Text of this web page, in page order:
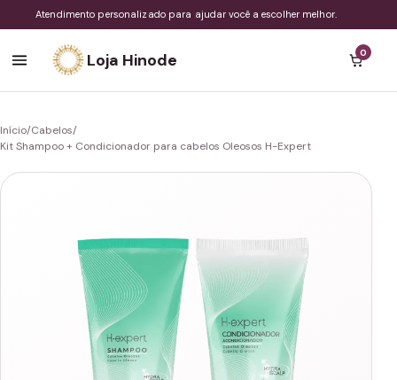
Atendimento personalizado para ajudar você a escolher melhor.
Loja Hinode 0
Início/Cabelos/
Kit Shampoo + Condicionador para cabelos Oleosos H-Expert